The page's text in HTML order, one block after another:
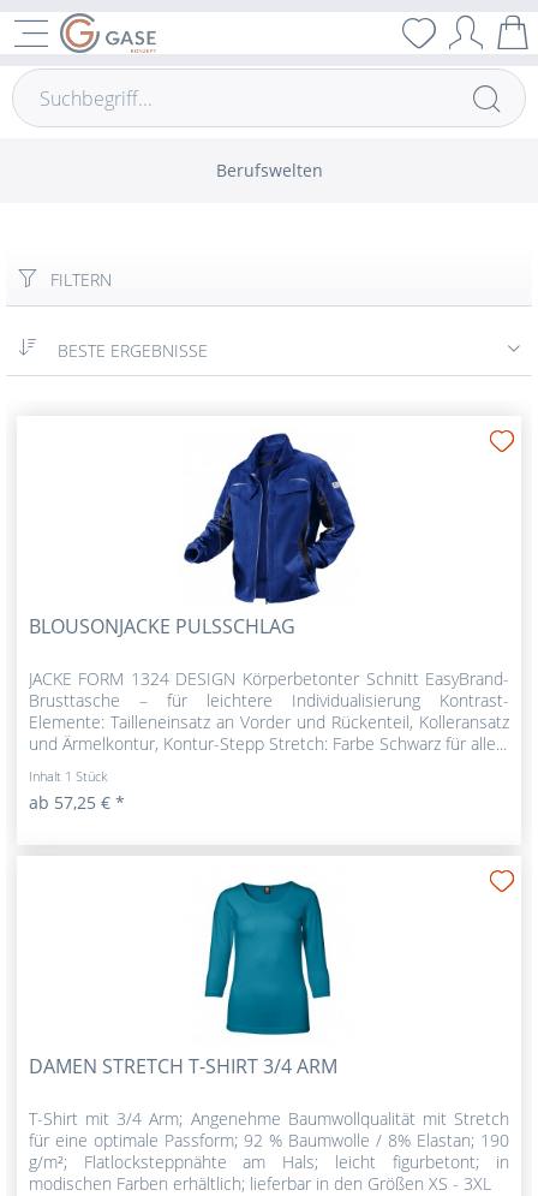
Berufswelten
FILTERN
BESTE ERGEBNISSE
BLOUSONJACKE PULSSCHLAG
JACKE FORM 1324 DESIGN Körperbetonter Schnitt EasyBrand-
Brusttasche – für leichtere Individualisierung Kontrast-
Elemente: Tailleneinsatz an Vorder und Rückenteil, Kolleransatz
und Ärmelkontur, Kontur-Stepp Stretch: Farbe Schwarz für alle...
Inhalt 1 Stück
ab 57,25 € *
DAMEN STRETCH T-SHIRT 3/4 ARM
T-Shirt mit 3/4 Arm; Angenehme Baumwollqualität mit Stretch
für eine optimale Passform; 92 % Baumwolle / 8% Elastan; 190
g/m²; Flatlocksteppnähte am Hals; leicht figurbetont; in
modischen Farben erhältlich; lieferbar in den Größen XS - 3XL